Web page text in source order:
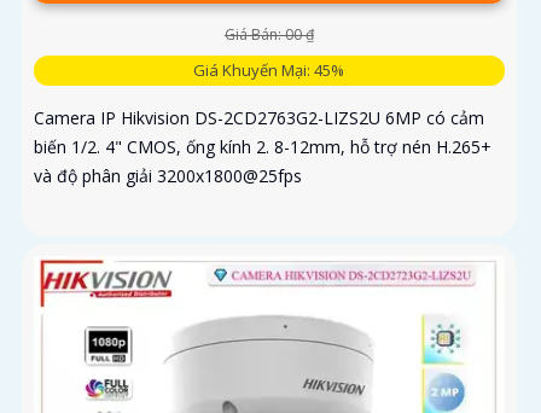
Giá Bán: 00 ₫
Giá Khuyến Mại: 45%
Camera IP Hikvision DS-2CD2763G2-LIZS2U 6MP có cảm
biến 1/2. 4" CMOS, ống kính 2. 8-12mm, hỗ trợ nén H.265+
và độ phân giải 3200x1800@25fps